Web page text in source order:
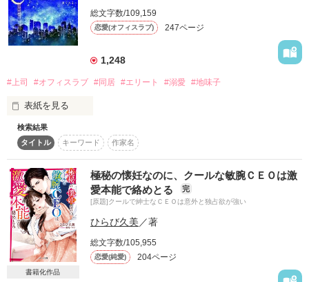
作品の長さ 長編 中編
賞」ベリーズカフェ会場
その他の条件 動画あり コミックあり
大鷹不動産 社長秘書
笹崎桃子(26)
×
大鷹不動産 社長
大鷹千紘(35)
＊
その夜をきっかけに桃子は千紘の秘めた思いを知って……
「君が好きなんだ」
身分の違いを理由に断り続けても求愛は止まらない
「俺の君への愛を信じてほしい」
総文字数/109,159
恋愛(オフィスラブ) 247ページ
1,248
#上司 #オフィスラブ #同居 #エリート #溺愛 #地味子
表紙を見る
※この作品はコミカライズされております
─「俺に下心がないと思う？」─
社内で噂のエリート上司
高杉晴久(32)
検索結果
タイトル
キーワード 作家名
書籍化作品
極秘の懐妊なのに、クールな敏腕ＣＥＯは激
愛本能で絡めとる
完
[原題]クールで紳士なＣＥＯは意外と独占欲が強い
ひらび久美 ／著
総文字数/105,955
恋愛(純愛) 204ページ